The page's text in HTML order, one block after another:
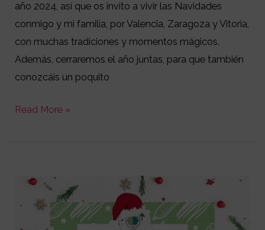
año 2024, así que os invito a vivir las Navidades
conmigo y mi familia, por Valencia, Zaragoza y Vitoria,
con muchas tradiciones y momentos mágicos.
Además, cerraremos el año juntas, para que también
conozcáis un poquito
12
Read More »